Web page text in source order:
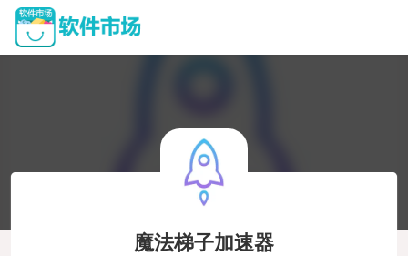
魔法梯子加速器